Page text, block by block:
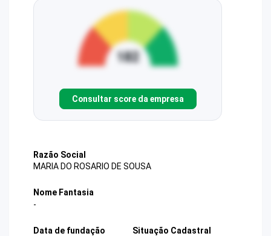
Consultar score da empresa
Razão Social
MARIA DO ROSARIO DE SOUSA
Nome Fantasia
-
Data de fundação
Situação Cadastral